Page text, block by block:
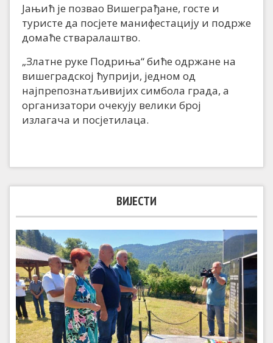
Јањић је позвао Вишеграђане, госте и
туристе да посјете манифестацију и подрже
домаће стваралаштво.
„Златне руке Подриња“ биће одржане на
вишеградској ћуприји, једном од
најпрепознатљивијих симбола града, а
организатори очекују велики број
излагача и посјетилаца.
ВИЈЕСТИ